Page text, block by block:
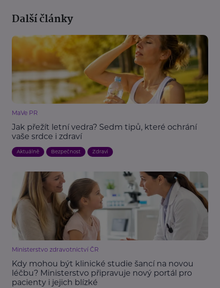
Další články
MaVe PR
Jak přežít letní vedra? Sedm tipů, které ochrání
vaše srdce i zdraví
Aktuálně Bezpečnost Zdraví
Ministerstvo zdravotnictví ČR
Kdy mohou být klinické studie šancí na novou
léčbu? Ministerstvo připravuje nový portál pro
pacienty i jejich blízké